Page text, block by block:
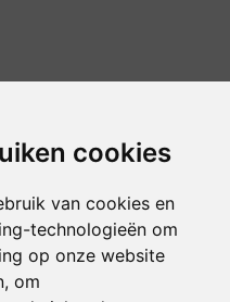
cookies
van cookies en
technologieën om
op onze website
om